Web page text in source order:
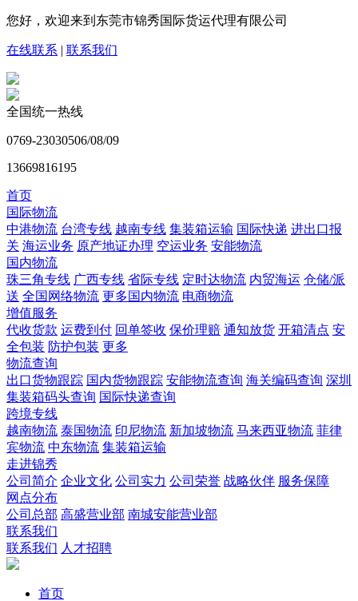
您好，欢迎来到东莞市锦秀国际货运代理有限公司
在线联系 | 联系我们
全国统一热线
0769-23030506/08/09
13669816195
首页
国际物流
中港物流 台湾专线 越南专线 集装箱运输 国际快递 进出口报
关 海运业务 原产地证办理 空运业务 安能物流
国内物流
珠三角专线 广西专线 省际专线 定时达物流 内贸海运 仓储/派
送 全国网络物流 更多国内物流 电商物流
增值服务
代收货款 运费到付 回单签收 保价理赔 通知放货 开箱清点 安
全包装 防护包装 更多
物流查询
出口货物跟踪 国内货物跟踪 安能物流查询 海关编码查询 深圳
集装箱码头查询 国际快递查询
跨境专线
越南物流 泰国物流 印尼物流 新加坡物流 马来西亚物流 菲律
宾物流 中东物流 集装箱运输
走进锦秀
公司简介 企业文化 公司实力 公司荣誉 战略伙伴 服务保障
网点分布
公司总部 高盛营业部 南城安能营业部
联系我们
联系我们 人才招聘
首页